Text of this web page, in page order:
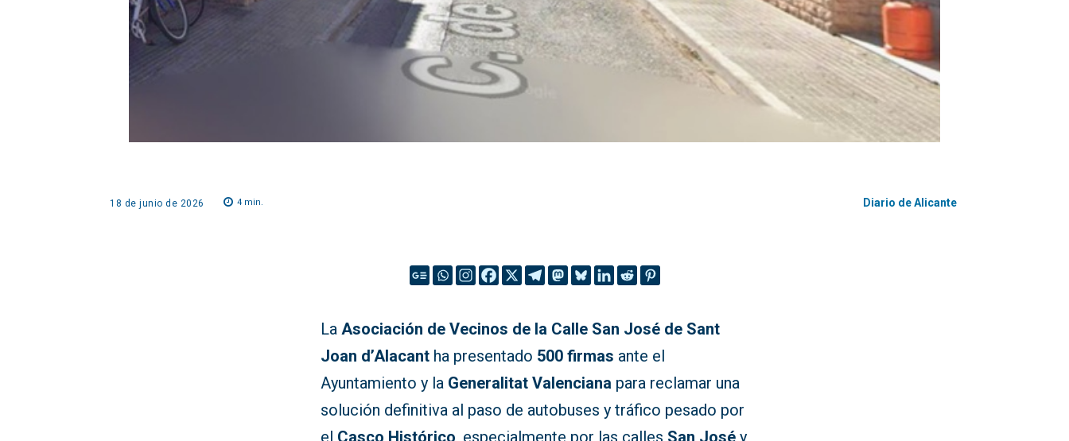
18 de junio de 2026 4min. Diario de Alicante
LaAsociación de Vecinos de la Calle San José de Sant
Joan d’Alacant ha presentado 500 firmas ante el
Ayuntamiento y la Generalitat Valenciana para reclamar una
solución definitiva al paso de autobuses y tráfico pesado por
el Casco Histórico, especialmente por las calles San José y